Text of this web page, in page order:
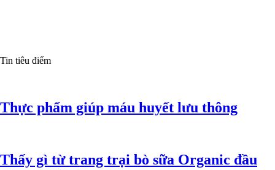
Tin tiêu điểm
Thực phẩm giúp máu huyết lưu thông
Thấy gì từ trang trại bò sữa Organic đầu